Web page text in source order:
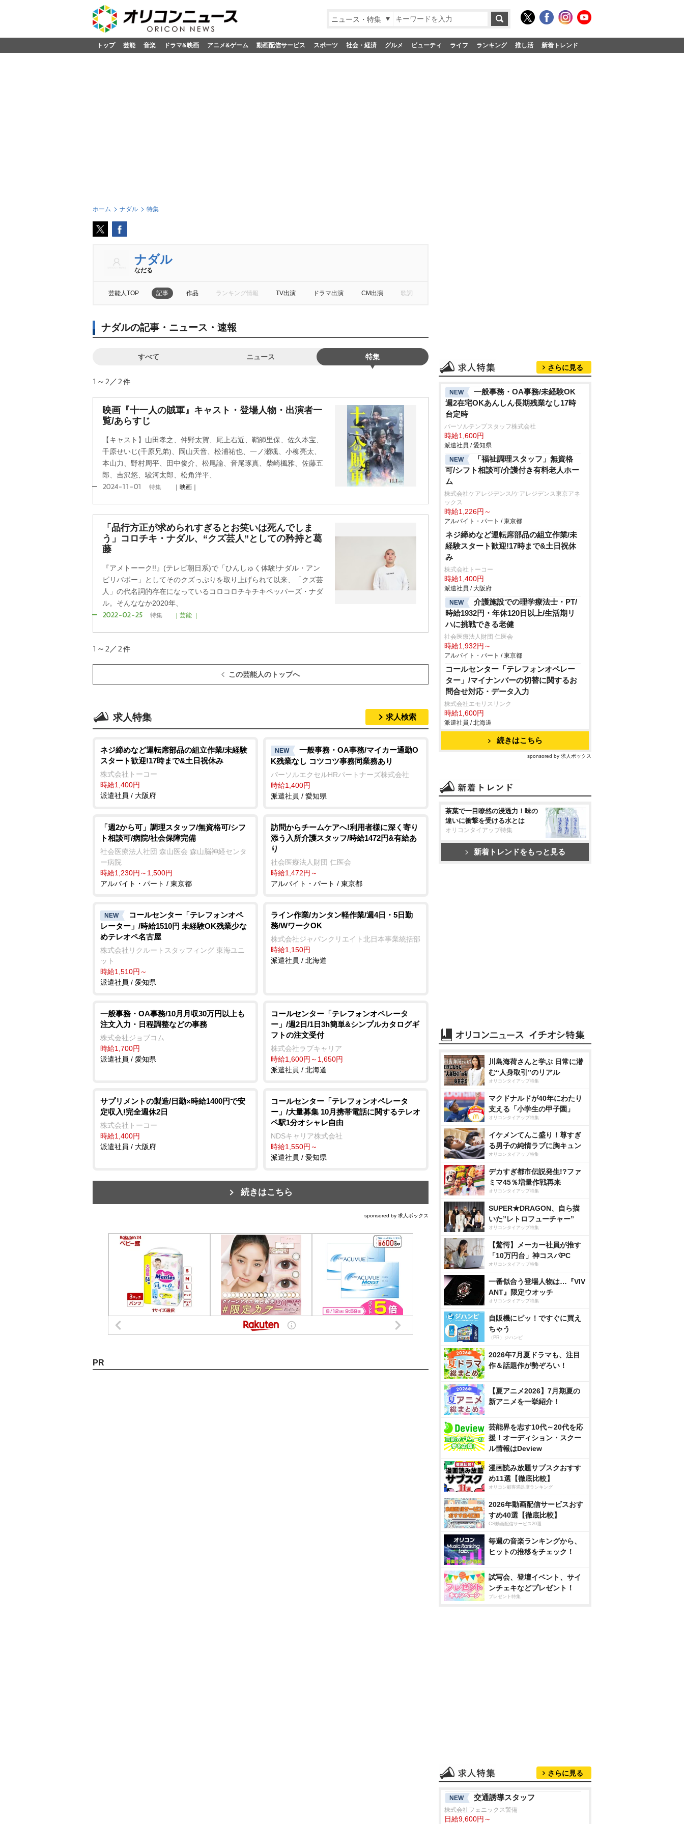
ニュース・特集
トップ 芸能 音楽 ドラマ&映画 アニメ&ゲーム 動画配信サービス スポーツ 社会・経済 グルメ ビューティ ライフ ランキング 推し活 新着トレンド
ホーム ナダル 特集
ナダル
なだる
芸能人TOP 記事 作品 ランキング情報 TV出演 ドラマ出演 CM出演 歌詞
ナダルの記事・ニュース・速報
すべて ニュース 特集
1～2／2件
映画『十一人の賊軍』キャスト・登場人物・出演者一
覧/あらすじ
【キャスト】山田孝之、仲野太賀、尾上右近、鞘師里保、佐久本宝、
千原せいじ(千原兄弟)、岡山天音、松浦祐也、一ノ瀬颯、小柳亮太、
本山力、野村周平、田中俊介、松尾諭、音尾琢真、柴崎楓雅、佐藤五
郎、吉沢悠、駿河太郎、松角洋平、
2024-11-01 特集 ｜映画｜
「品行方正が求められすぎるとお笑いは死んでしま
う」コロチキ・ナダル、“クズ芸人”としての矜持と葛
藤
『アメトーーク!!』(テレビ朝日系)で「ひんしゅく体験!ナダル・アン
ビリバボー」としてそのクズっぷりを取り上げられて以来、「クズ芸
人」の代名詞的存在になっているコロコロチキチキペッパーズ・ナダ
ル。そんななか2020年、
2022-02-25 特集 ｜芸能 ｜
1～2／2件
この芸能人のトップへ
求人特集 求人検索
ネジ締めなど運転席部品の組立作業/未経験
スタート歓迎!17時まで&土日祝休み
株式会社トーコー
時給1,400円
派遣社員 / 大阪府
NEW
一般事務・OA事務/マイカー通勤O
K残業なし コツコツ事務同業務あり
パーソルエクセルHRパートナーズ株式会社
時給1,400円
派遣社員 / 愛知県
「週2から可」調理スタッフ/無資格可/シフ
ト相談可/病院/社会保障完備
社会医療法人社団 森山医会 森山脳神経センタ
ー病院
時給1,230円～1,500円
アルバイト・パート / 東京都
訪問からチームケアへ!利用者様に深く寄り
添う入所介護スタッフ/時給1472円&有給あ
り
社会医療法人財団 仁医会
時給1,472円～
アルバイト・パート / 東京都
NEW
コールセンター「テレフォンオペ
レーター」/時給1510円 未経験OK残業少な
めテレオペ名古屋
株式会社リクルートスタッフィング 東海ユニ
ット
時給1,510円～
派遣社員 / 愛知県
ライン作業/カンタン軽作業/週4日・5日勤
務/WワークOK
株式会社ジャパンクリエイト北日本事業統括部
時給1,150円
派遣社員 / 北海道
一般事務・OA事務/10月月収30万円以上も
注文入力・日程調整などの事務
株式会社ジョブコム
時給1,700円
派遣社員 / 愛知県
コールセンター「テレフォンオペレータ
ー」/週2日/1日3h簡単&シンプルカタログギ
フトの注文受付
株式会社ラブキャリア
時給1,600円～1,650円
派遣社員 / 北海道
サプリメントの製造/日勤×時給1400円で安
定収入!完全週休2日
株式会社トーコー
時給1,400円
派遣社員 / 大阪府
コールセンター「テレフォンオペレータ
ー」/大量募集 10月携帯電話に関するテレオ
ペ駅1分オシャレ自由
NDSキャリア株式会社
時給1,550円～
派遣社員 / 愛知県
続きはこちら
sponsored by 求人ボックス
PR
さらに見る
NEW
一般事務・OA事務/未経験OK
週2在宅OKあんしん長期残業なし17時
台定時
パーソルテンプスタッフ株式会社
時給1,600円
派遣社員 / 愛知県
NEW
「福祉調理スタッフ」無資格
可/シフト相談可/介護付き有料老人ホー
ム
株式会社ケアレジデンス/ケアレジデンス東京アネ
ックス
時給1,226円～
アルバイト・パート / 東京都
ネジ締めなど運転席部品の組立作業/未
経験スタート歓迎!17時まで&土日祝休
み
株式会社トーコー
時給1,400円
派遣社員 / 大阪府
NEW
介護施設での理学療法士・PT/
時給1932円・年休120日以上/生活期リ
ハに挑戦できる老健
社会医療法人財団 仁医会
時給1,932円～
アルバイト・パート / 東京都
コールセンター「テレフォンオペレー
ター」/マイナンバーの切替に関するお
問合せ対応・データ入力
株式会社エモリスリンク
時給1,600円
派遣社員 / 北海道
続きはこちら
sponsored by 求人ボックス
茶葉で一目瞭然の浸透力！味の
違いに衝撃を受ける水とは
オリコンタイアップ特集
新着トレンドをもっと見る
川島海荷さんと学ぶ 日常に潜
む“人身取引”のリアル
オリコンタイアップ特集
マクドナルドが40年にわたり
支える「小学生の甲子園」
オリコンタイアップ特集
イケメンてんこ盛り！尊すぎ
る男子の純情ラブに胸キュン
オリコンタイアップ特集
デカすぎ都市伝説発生!?ファ
ミマ45％増量作戦再来
オリコンタイアップ特集
SUPER★DRAGON、自ら描
いた”レトロフューチャー”
オリコンタイアップ特集
【驚愕】メーカー社員が推す
「10万円台」神コスパPC
オリコンタイアップ特集
一番似合う登場人物は…『VIV
ANT』限定ウオッチ
オリコンタイアップ特集
自販機にピッ！ですぐに買え
ちゃう
（PR）ジハンピ
2026年7月夏ドラマも、注目
作＆話題作が勢ぞろい！
【夏アニメ2026】7月期夏の
新アニメを一挙紹介！
芸能界を志す10代～20代を応
援！オーディション・スクー
ル情報はDeview
漫画読み放題サブスクおすす
め11選【徹底比較】
オリコン顧客満足度ランキング
2026年動画配信サービスおす
すめ40選【徹底比較】
CS動画配信サービス20選
毎週の音楽ランキングから、
ヒットの推移をチェック！
試写会、登壇イベント、サイ
ンチェキなどプレゼント！
プレゼント特集
さらに見る
NEW 交通誘導スタッフ
株式会社フェニックス警備
日給9,600円～